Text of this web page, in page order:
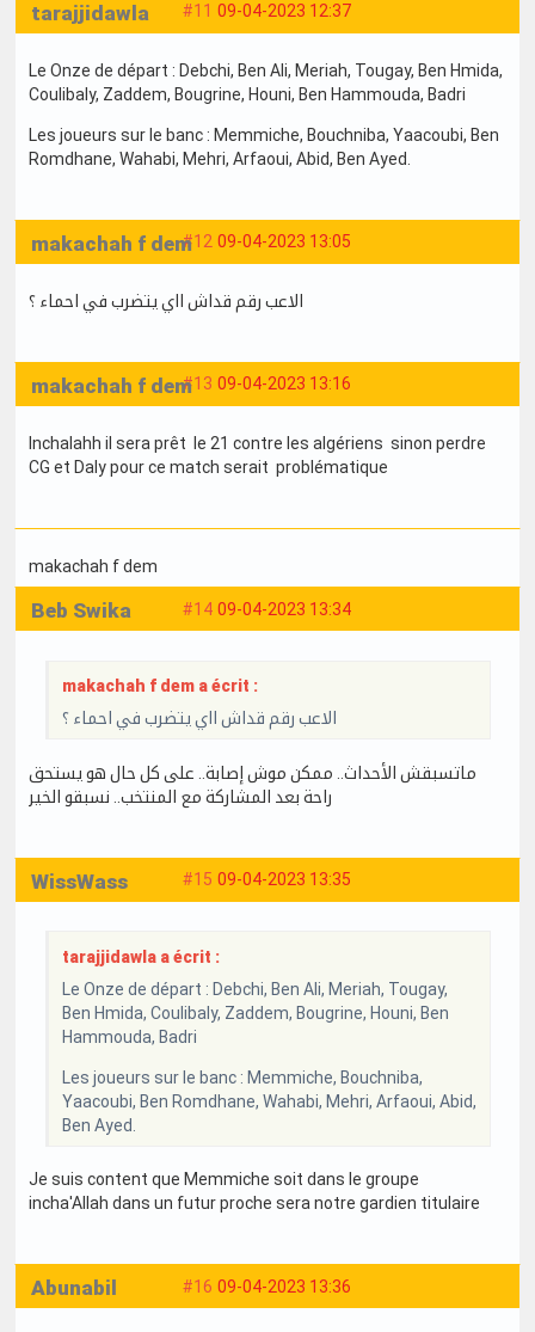
#11 09-04-2023 12:37
tarajjidawla
Le Onze de départ : Debchi, Ben Ali, Meriah, Tougay, Ben Hmida,
Coulibaly, Zaddem, Bougrine, Houni, Ben Hammouda, Badri
Les joueurs sur le banc : Memmiche, Bouchniba, Yaacoubi, Ben
Romdhane, Wahabi, Mehri, Arfaoui, Abid, Ben Ayed.
#12 09-04-2023 13:05
makachah f dem
الاعب رقم قداش ااي يتضرب في احماء ؟
#13 09-04-2023 13:16
makachah f dem
Inchalahh il sera prêt le 21 contre les algériens sinon perdre
CG et Daly pour ce match serait problématique
makachah f dem
#14 09-04-2023 13:34
Beb Swika
makachah f dem a écrit :
الاعب رقم قداش ااي يتضرب في احماء ؟
ماتسبقش الأحداث.. ممكن موش إصابة.. على كل حال هو يستحق
راحة بعد المشاركة مع المنتخب.. نسبقو الخير
#15 09-04-2023 13:35
WissWass
tarajjidawla a écrit :
Le Onze de départ : Debchi, Ben Ali, Meriah, Tougay,
Ben Hmida, Coulibaly, Zaddem, Bougrine, Houni, Ben
Hammouda, Badri
Les joueurs sur le banc : Memmiche, Bouchniba,
Yaacoubi, Ben Romdhane, Wahabi, Mehri, Arfaoui, Abid,
Ben Ayed.
Je suis content que Memmiche soit dans le groupe
incha'Allah dans un futur proche sera notre gardien titulaire
#16 09-04-2023 13:36
Abunabil